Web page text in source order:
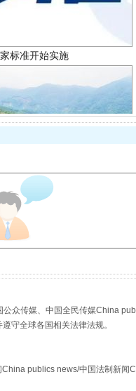
众传媒、中国全民传媒China
守全球各国相关法律法规。
publics news/中国法制新闻